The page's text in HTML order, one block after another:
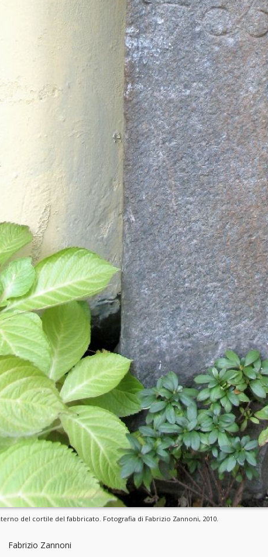
del cortile del fabbricato. Fotografia di Fabrizio Zannoni, 2010.
Fabrizio Zannoni